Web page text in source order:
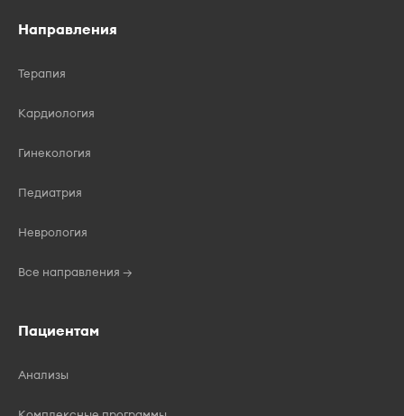
Направления
Терапия
Кардиология
Гинекология
Педиатрия
Неврология
Все направления →
Пациентам
Анализы